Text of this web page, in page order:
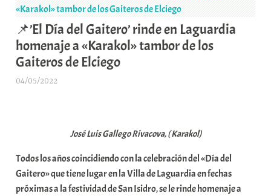
📌’El Día del Gaitero’ rinde en Laguardia
homenaje a «Karakol» tambor de los
Gaiteros de Elciego
04/05/2022
r
E
r
José Luis Gallego Rivacova, ( Karakol)
Todos los años coincidiendo con la celebración del «Día del
Gaitero» que tiene lugar en la Villa de Laguardia en fechas
próximas a la festividad de San Isidro, se le rinde homenaje a